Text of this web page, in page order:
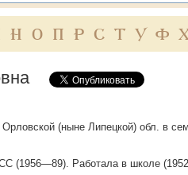
Н О П Р С Т У Ф
(ныне Липецкой) обл. в
Работала в школе